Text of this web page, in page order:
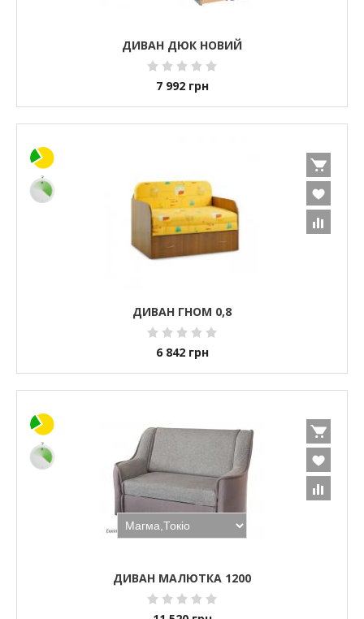
ДИВАН ДЮК НОВИЙ
7 992 грн
ДИВАН ГНОМ 0,8
6 842 грн
ДИВАН МАЛЮТКА 1200